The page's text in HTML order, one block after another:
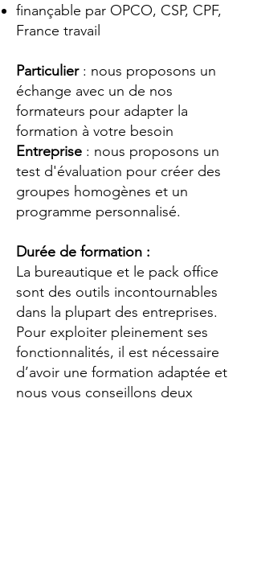
finançable par OPCO, CSP, CPF,
France travail
Particulier : nous proposons un
échange avec un de nos
formateurs pour adapter la
formation à votre besoin
Entreprise : nous proposons un
test d'évaluation pour créer des
groupes homogènes et un
programme personnalisé.
Durée de formation :
La bureautique et le pack office
sont des outils incontournables
dans la plupart des entreprises.
Pour exploiter pleinement ses
fonctionnalités, il est nécessaire
d’avoir une formation adaptée et
nous vous conseillons deux